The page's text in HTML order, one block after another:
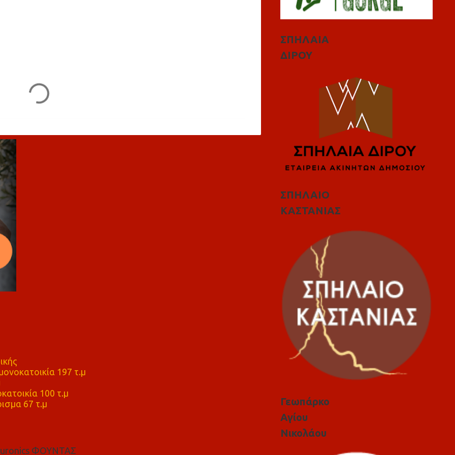
197 τ.μ
100 τ.μ
67 τ.μ
ΦΟΥΝΤΑΣ
ΣΠΗΛΑΙΑ
ΔΙΡΟΥ
ΣΠΗΛΑΙΟ
ΚΑΣΤΑΝΙΑΣ
Γεωπάρκο
Αγίου
Νικολάου